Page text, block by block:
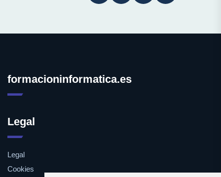
formacioninformatica.es
Legal
Legal
Cookies